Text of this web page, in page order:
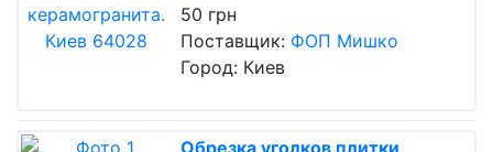
50 грн
Поставщик: ФОП Мишко
Город: Киев
Обрезка уголков плитки